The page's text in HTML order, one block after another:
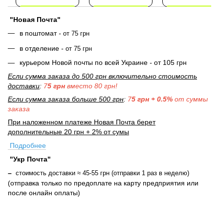
"Новая Почта"
в поштомат- от 75 грн
в отделение - от 75 грн
курьером Новой почты по всей Украине - от 105 грн
Если сумма заказа до 500 грн включительно стоимость
доставки: 75 грн вместо 80 грн!
Если сумма заказа больше 500 грн: 75 грн + 0.5% от суммы
заказа
При наложенном платеже Новая Почта берет
дополнительные 20 грн + 2% от сумы
Подробнее
"Укр Почта"
– стоимость доставки ≈ 45-55 грн (отправки 1 раз в неделю)
(отправка только по предоплате на карту предприятия или
после онлайн оплаты)